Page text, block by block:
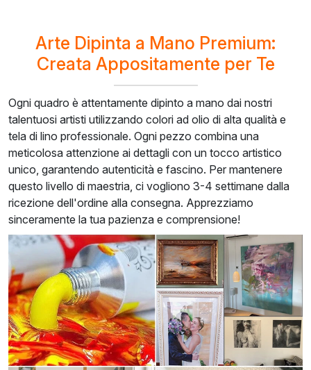
Arte Dipinta a Mano Premium:
Creata Appositamente per Te
Ogni quadro è attentamente dipinto a mano dai nostri
talentuosi artisti utilizzando colori ad olio di alta qualità e
tela di lino professionale. Ogni pezzo combina una
meticolosa attenzione ai dettagli con un tocco artistico
unico, garantendo autenticità e fascino. Per mantenere
questo livello di maestria, ci vogliono 3-4 settimane dalla
ricezione dell'ordine alla consegna. Apprezziamo
sinceramente la tua pazienza e comprensione!